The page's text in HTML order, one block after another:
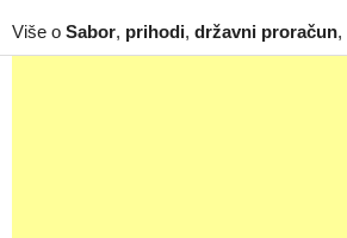
Više o Sabor, prihodi, državni proračun,